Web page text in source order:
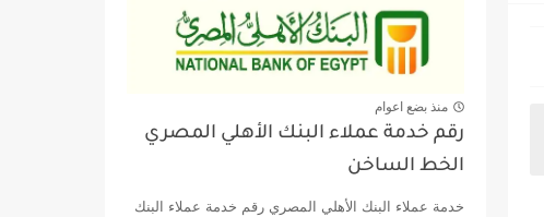
منذ بضع اعوام
رقم خدمة عملاء البنك الأهلي المصري
الخط الساخن
خدمة عملاء البنك الأهلي المصري رقم خدمة عملاء البنك